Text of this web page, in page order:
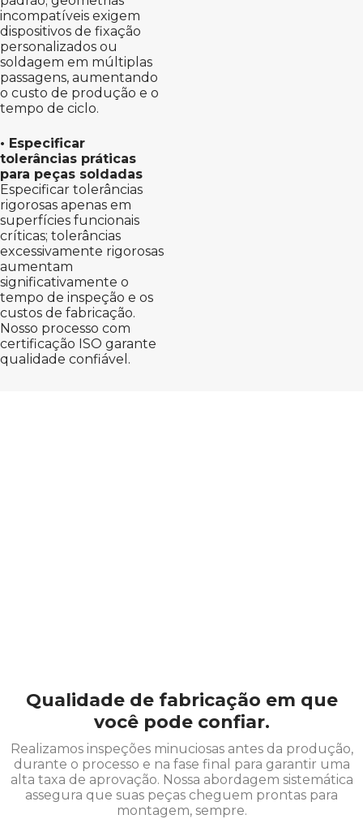
incompatíveis exigem
dispositivos de fixação
personalizados ou
soldagem em múltiplas
passagens, aumentando
o custo de produção e o
tempo de ciclo.
• Especificar
tolerâncias práticas
para peças soldadas
Especificar tolerâncias
rigorosas apenas em
superfícies funcionais
críticas; tolerâncias
excessivamente rigorosas
aumentam
significativamente o
tempo de inspeção e os
custos de fabricação.
Nosso processo com
certificação ISO garante
qualidade confiável.
Qualidade de fabricação em que
você pode confiar.
Realizamos inspeções minuciosas antes da produção,
durante o processo e na fase final para garantir uma
alta taxa de aprovação. Nossa abordagem sistemática
assegura que suas peças cheguem prontas para
montagem, sempre.